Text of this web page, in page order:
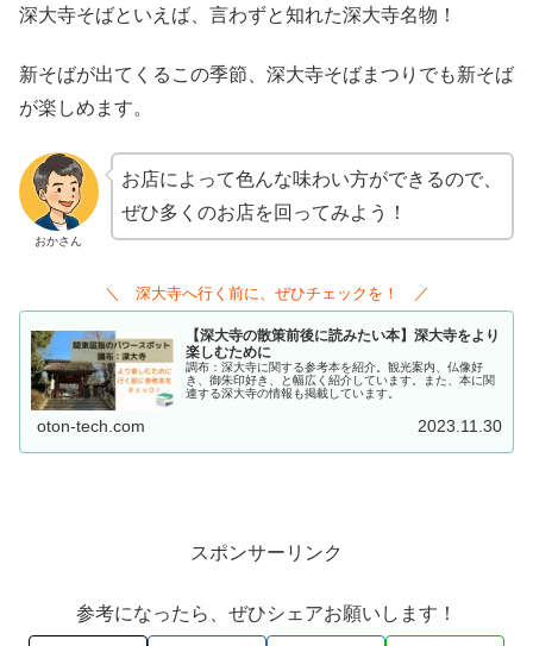
深大寺そばといえば、言わずと知れた深大寺名物！
新そばが出てくるこの季節、深大寺そばまつりでも新そば
が楽しめます。
おかさん
お店によって色んな味わい方ができるので、
ぜひ多くのお店を回ってみよう！
＼ 深大寺へ行く前に、ぜひチェックを！ ／
【深大寺の散策前後に読みたい本】深大寺をより
楽しむために
調布：深大寺に関する参考本を紹介。観光案内、仏像好
き、御朱印好き、と幅広く紹介しています。また、本に関
連する深大寺の情報も掲載しています。
oton-tech.com 2023.11.30
スポンサーリンク
参考になったら、ぜひシェアお願いします！